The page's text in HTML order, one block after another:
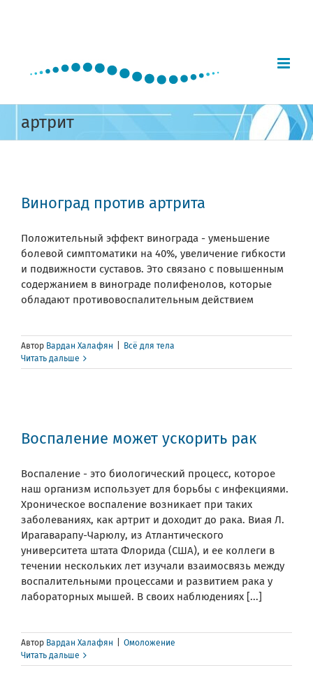
артрит
Виноград против артрита
Положительный эффект винограда - уменьшение
болевой симптоматики на 40%, увеличение гибкости
и подвижности суставов. Это связано с повышенным
содержанием в винограде полифенолов, которые
обладают противовоспалительным действием
Автор Вардан Халафян
Всё для тела
Читать дальше
Воспаление может ускорить рак
Воспаление - это биологический процесс, которое
наш организм использует для борьбы с инфекциями.
Хроническое воспаление возникает при таких
заболеваниях, как артрит и доходит до рака. Виая Л.
Ирагаварапу-Чарюлу, из Атлантического
университета штата Флорида (США), и ее коллеги в
течении нескольких лет изучали взаимосвязь между
воспалительными процессами и развитием рака у
лабораторных мышей. В своих наблюдениях [...]
Автор Вардан Халафян
Омоложение
Читать дальше